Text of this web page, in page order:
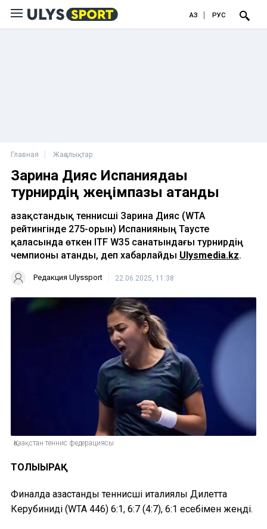
ҚАЗ РУС
Главная Жаңалықтар
Зарина Дияс Испаниядағы
турнирдің жеңімпазы атанды
Қазақстандық теннисші Зарина Дияс (WTA
рейтингінде 275-орын) Испанияның Таусте
қаласында өткен ITF W35 санатындағы турнирдің
чемпионы атанды, деп хабарлайды Ulysmedia.kz.
Редакция Ulyssport 22.06.2025, 11:38
Қазақстан теннис федерациясы
ТОЛЫҒЫРАҚ
Финалда қазақстандық теннисші италиялық Дилетта
Керубиниді (WTA 446) 6:1, 6:7 (4:7), 6:1 есебімен жеңді.